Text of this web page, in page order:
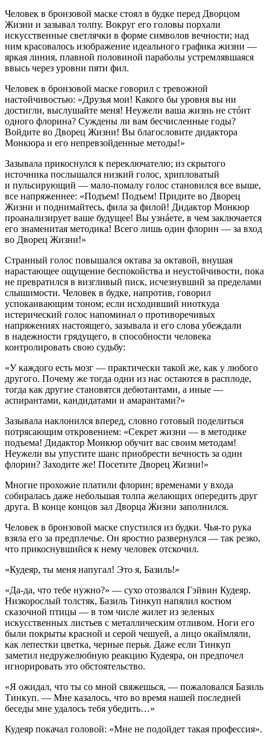
Человек в бронзовой маске стоял в будке перед Дворцом
Жизни и зазывал толпу. Вокруг его головы порхали
искусственные светлячки в форме символов вечности; над
ним красовалось изображение идеального графика жизни —
яркая линия, плавной половиной параболы устремлявшаяся
ввысь через уровни пяти фил.
Человек в бронзовой маске говорил с тревожной
настойчивостью: «Друзья мои! Какого бы уровня вы ни
достигли, выслушайте меня! Неужели ваша жизнь не стóит
одного флорина? Суждены ли вам бесчисленные годы?
Войдите во Дворец Жизни! Вы благословите дидактора
Монкюра и его непревзойденные методы!»
Зазывала прикоснулся к переключателю; из скрытого
источника послышался низкий голос, хрипловатый
и пульсирующий — мало-помалу голос становился все выше,
все напряженнее: «Подъем! Подъем! Придите во Дворец
Жизни и поднимайтесь, фила за филой! Дидактор Монкюр
проанализирует ваше будущее! Вы узнáете, в чем заключается
его знаменитая методика! Всего лишь один флорин — за вход
во Дворец Жизни!»
Странный голос повышался октава за октавой, внушая
нарастающее ощущение беспокойства и неустойчивости, пока
не превратился в визгливый писк, исчезнувший за пределами
слышимости. Человек в будке, напротив, говорил
успокаивающим тоном; если исходивший ниоткуда
истерический голос напоминал о противоречивых
напряжениях настоящего, зазывала и его слова убеждали
в надежности грядущего, в способности человека
контролировать свою судьбу:
«У каждого есть мозг — практически такой же, как у любого
другого. Почему же тогда одни из нас остаются в расплоде,
тогда как другие становятся дебютантами, а иные —
аспирантами, кандидатами и амарантами?»
Зазывала наклонился вперед, словно готовый поделиться
потрясающим откровением: «Секрет жизни — в методике
подъема! Дидактор Монкюр обучит вас своим методам!
Неужели вы упустите шанс приобрести вечность за один
флорин? Заходите же! Посетите Дворец Жизни!»
Многие прохожие платили флорин; временами у входа
собиралась даже небольшая толпа желающих опередить друг
друга. В конце концов зал Дворца Жизни заполнился.
Человек в бронзовой маске спустился из будки. Чья-то рука
взяла его за предплечье. Он яростно развернулся — так резко,
что прикоснувшийся к нему человек отскочил.
«Кудеяр, ты меня напугал! Это я, Базиль!»
«Да-да, что тебе нужно?» — сухо отозвался Гэйвин Кудеяр.
Низкорослый толстяк, Базиль Тинкуп напялил костюм
сказочной птицы — в том числе жилет из зеленых
искусственных листьев с металлическим отливом. Ноги его
были покрыты красной и серой чешуей, а лицо окаймляли,
как лепестки цветка, черные перья. Даже если Тинкуп
заметил недружелюбную реакцию Кудеяра, он предпочел
игнорировать это обстоятельство.
«Я ожидал, что ты со мной свяжешься, — пожаловался Базиль
Тинкуп. — Мне казалось, что во время нашей последней
беседы мне удалось тебя убедить…»
Кудеяр покачал головой: «Мне не подойдет такая профессия».